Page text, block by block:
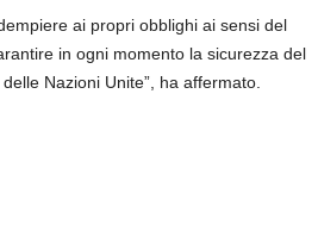
ai propri obblighi ai sensi del
in ogni momento la sicurezza del
Nazioni Unite”, ha affermato.